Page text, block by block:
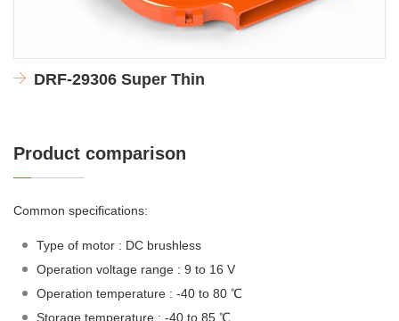
DRF-29306 Super Thin
Product comparison
Common specifications:
Type of motor : DC brushless
Operation voltage range : 9 to 16 V
Operation temperature : -40 to 80 ℃
Storage temperature : -40 to 85 ℃